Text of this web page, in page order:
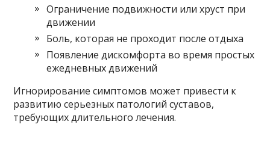
Ограничение подвижности или хруст при
движении
Боль, которая не проходит после отдыха
Появление дискомфорта во время простых
ежедневных движений
Игнорирование симптомов может привести к
развитию серьезных патологий суставов,
требующих длительного лечения.